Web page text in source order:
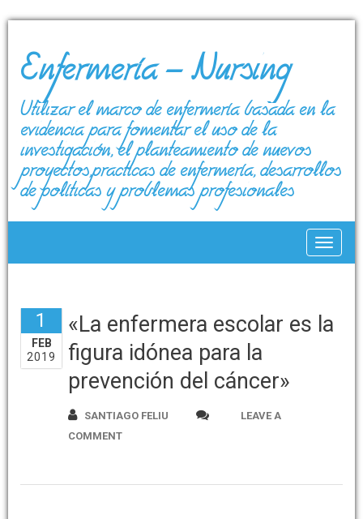
Enfermería – Nursing
Utilizar el marco de enfermería basada en la
evidencia para fomentar el uso de la
investigación, el planteamiento de nuevos
proyectos,prácticas de enfermería, desarrollos
de políticas y problemas profesionales
1
FEB
2019
«La enfermera escolar es la
figura idónea para la
prevención del cáncer»
SANTIAGO FELIU
LEAVE A
COMMENT